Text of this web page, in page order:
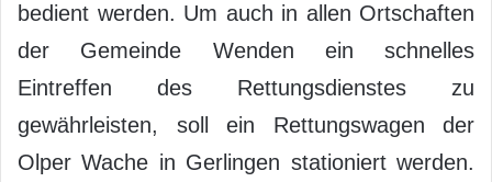
bedient werden. Um auch in allen Ortschaften
der Gemeinde Wenden ein schnelles
Eintreffen des Rettungsdienstes zu
gewährleisten, soll ein Rettungswagen der
Olper Wache in Gerlingen stationiert werden.